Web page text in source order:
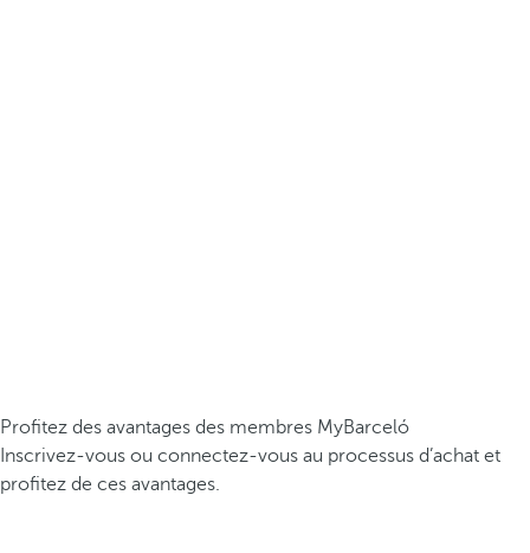
Profitez des avantages des membres MyBarceló
Inscrivez-vous ou connectez-vous au processus d’achat et
profitez de ces avantages.